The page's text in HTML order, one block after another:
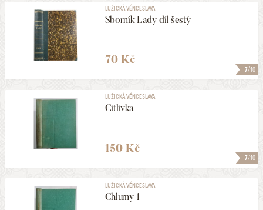
7/10
LUŽICKÁ VĚNCESLAVA
Sborník Lady díl šestý
70 Kč
7/10
LUŽICKÁ VĚNCESLAVA
Citlivka
150 Kč
LUŽICKÁ VĚNCESLAVA
Chlumy 1